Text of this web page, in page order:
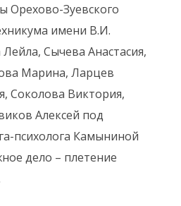
Орехово-Зуевского
имени В.И.
Сычева Анастасия,
Марина, Ларцев
Соколова Виктория,
Алексей под
психолога Камыниной
дело – плетение